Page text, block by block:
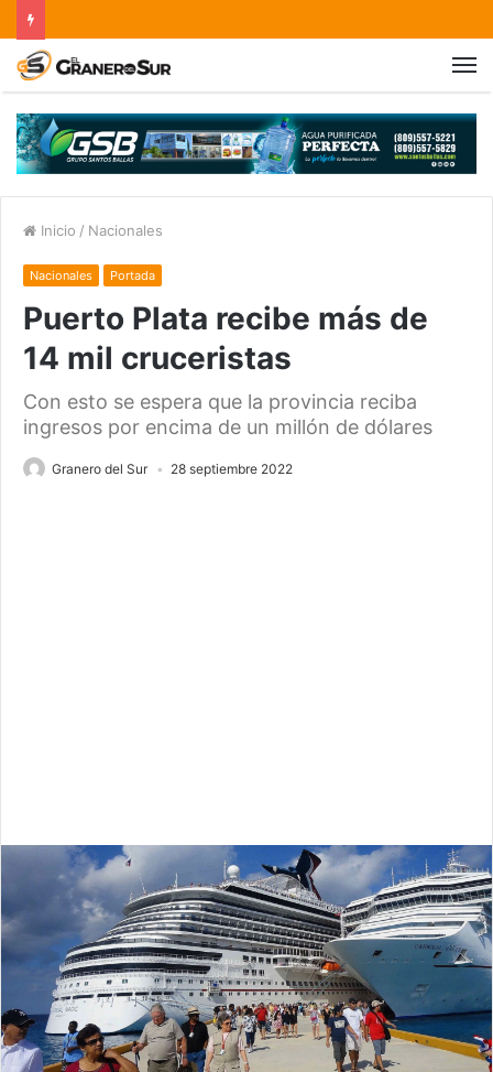
Inicio / Nacionales
Nacionales Portada
Puerto Plata recibe más de
14 mil cruceristas
Con esto se espera que la provincia reciba
ingresos por encima de un millón de dólares
Granero del Sur 28 septiembre 2022